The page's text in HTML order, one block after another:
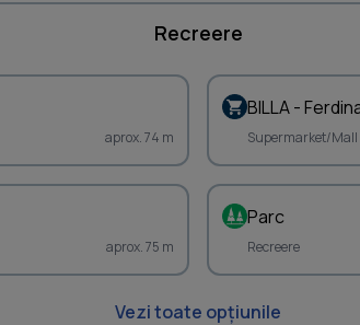
Recreere
aprox. 74 m
BILLA -
Supermarket/Mall
aprox. 75 m
Parc
Recreere
Vezi toate opțiunile